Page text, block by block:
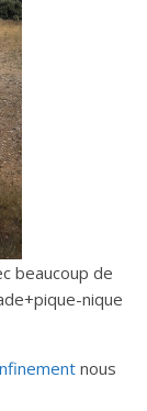
beaucoup de
nique
nous